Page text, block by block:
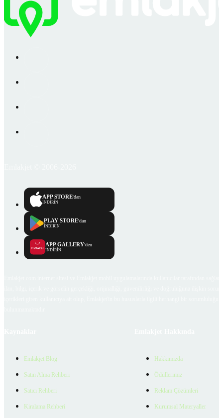
APP STORE'dan
İNDİRİN
PLAY STORE'dan
İNDİRİN
APP GALLERY'den
İNDİRİN
Emlakjet Blog
Satın Alma Rehberi
Satıcı Rehberi
Kiralama Rehberi
Hakkımızda
Ödüllerimiz
Reklam Çözümleri
Kurumsal Materyaller